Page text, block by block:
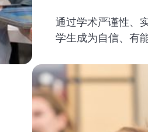
通过学术严谨性、
学生成为自信、有